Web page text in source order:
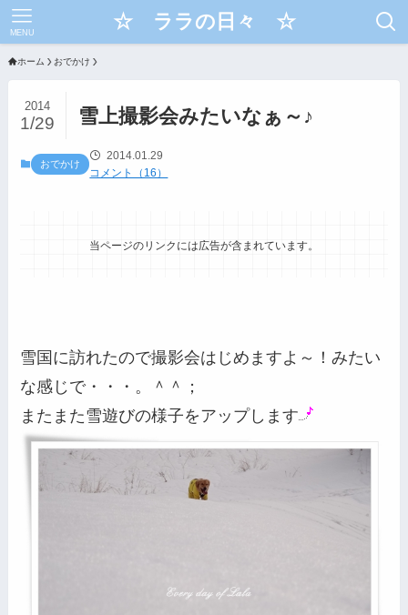
☆ ララの日々 ☆
MENU
ホーム おでかけ
雪上撮影会みたいなぁ～♪
2014
1/29
おでかけ
2014.01.29
コメント（16）
当ページのリンクには広告が含まれています。
雪国に訪れたので撮影会はじめますよ～！みたい
な感じで・・・。＾＾；
またまた雪遊びの様子をアップします